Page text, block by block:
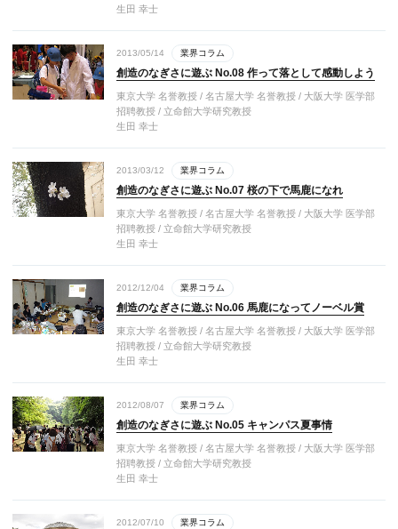
生田 幸士
2013/05/14 業界コラム
創造のなぎさに遊ぶ No.08 作って落として感動しよう
東京大学 名誉教授 / 名古屋大学 名誉教授 / 大阪大学 医学部
招聘教授 / 立命館大学研究教授
生田 幸士
2013/03/12 業界コラム
創造のなぎさに遊ぶ No.07 桜の下で馬鹿になれ
東京大学 名誉教授 / 名古屋大学 名誉教授 / 大阪大学 医学部
招聘教授 / 立命館大学研究教授
生田 幸士
2012/12/04 業界コラム
創造のなぎさに遊ぶ No.06 馬鹿になってノーベル賞
東京大学 名誉教授 / 名古屋大学 名誉教授 / 大阪大学 医学部
招聘教授 / 立命館大学研究教授
生田 幸士
2012/08/07 業界コラム
創造のなぎさに遊ぶ No.05 キャンパス夏事情
東京大学 名誉教授 / 名古屋大学 名誉教授 / 大阪大学 医学部
招聘教授 / 立命館大学研究教授
生田 幸士
2012/07/10 業界コラム